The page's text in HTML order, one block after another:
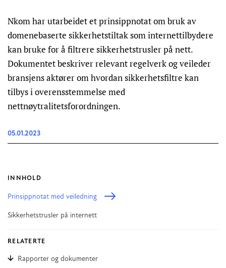
Nkom har utarbeidet et prinsippnotat om bruk av
domenebaserte sikkerhetstiltak som internettilbydere
kan bruke for å filtrere sikkerhetstrusler på nett.
Dokumentet beskriver relevant regelverk og veileder
bransjens aktører om hvordan sikkerhetsfiltre kan
tilbys i overensstemmelse med
nettnøytralitetsforordningen.
05.01.2023
INNHOLD
Prinsippnotat med veiledning
Sikkerhetstrusler på internett
RELATERTE
Rapporter og dokumenter